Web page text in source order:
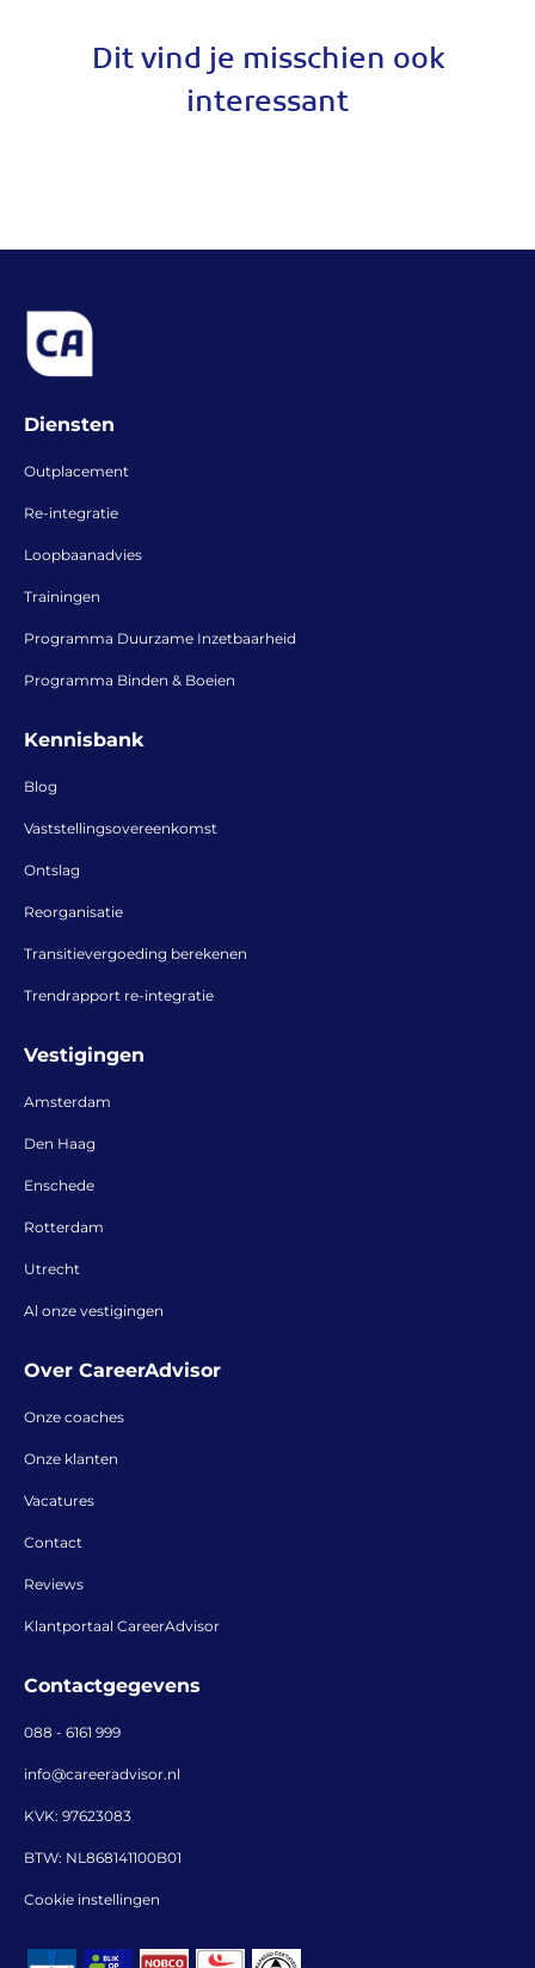
Dit vind je misschien ook
interessant
Diensten
Outplacement
Re-integratie
Loopbaanadvies
Trainingen
Programma Duurzame Inzetbaarheid
Programma Binden & Boeien
Kennisbank
Blog
Vaststellingsovereenkomst
Ontslag
Reorganisatie
Transitievergoeding berekenen
Trendrapport re-integratie
Vestigingen
Amsterdam
Den Haag
Enschede
Rotterdam
Utrecht
Al onze vestigingen
Over CareerAdvisor
Onze coaches
Onze klanten
Vacatures
Contact
Reviews
Klantportaal CareerAdvisor
Contactgegevens
088 - 6161 999
info@careeradvisor.nl
KVK: 97623083
BTW: NL868141100B01
Cookie instellingen